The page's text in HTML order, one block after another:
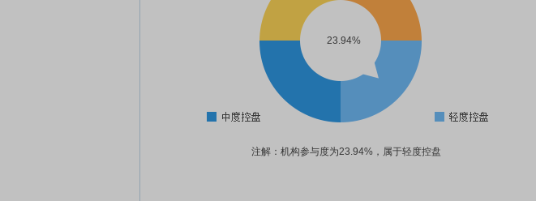
23.94%
注解：机构参与度为23.94%，属于轻度控盘